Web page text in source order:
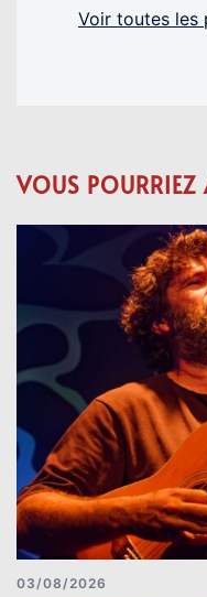
Voir toutes les
VOUS
03/08/2026